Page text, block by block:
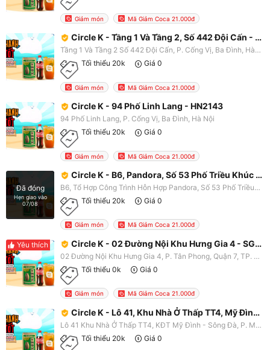
Giảm món Mã Giảm Coca 21.000đ
Circle K - Tầng 1 Và Tầng 2, Số 442 Đội Cấn - HN2113
Tầng 1 Và Tầng 2 Số 442 Đội Cấn, P. Cống Vị, Ba Đình, Hà Nội
Tối thiểu 20k
Giá 0
Giảm món Mã Giảm Coca 21.000đ
Circle K - 94 Phố Linh Lang - HN2143
94 Phố Linh Lang, P. Cống Vị, Ba Đình, Hà Nội
Tối thiểu 20k
Giá 0
Giảm món Mã Giảm Coca 21.000đ
Đã đóng
Hẹn giao vào
07/08
Circle K - B6, Pandora, Số 53 Phố Triều Khúc - HN2217
B6, Tổ Hợp Công Trình Hỗn Hợp Pandora, Số 53 Phố Triều Khúc, P. Thanh Xuân Bắc, Thanh Xuân, Hà Nội
Tối thiểu 20k
Giá 0
Giảm món Mã Giảm Coca 21.000đ
Yêu thích Circle K - 02 Đường Nội Khu Hưng Gia 4 - SG0200
02 Đường Nội Khu Hưng Gia 4, P. Tân Phong, Quận 7, TP. HCM
Tối thiểu 0k
Giá 0
Giảm món Mã Giảm Coca 21.000đ
Circle K - Lô 41, Khu Nhà Ở Thấp TT4, Mỹ Đình, Sông Đà - HN2174
Lô 41 Khu Nhà Ở Thấp TT4, KĐT Mỹ Đình - Sông Đà, P. Mỹ Đình, Nam Từ Liêm, Hà Nội
Tối thiểu 20k
Giá 0